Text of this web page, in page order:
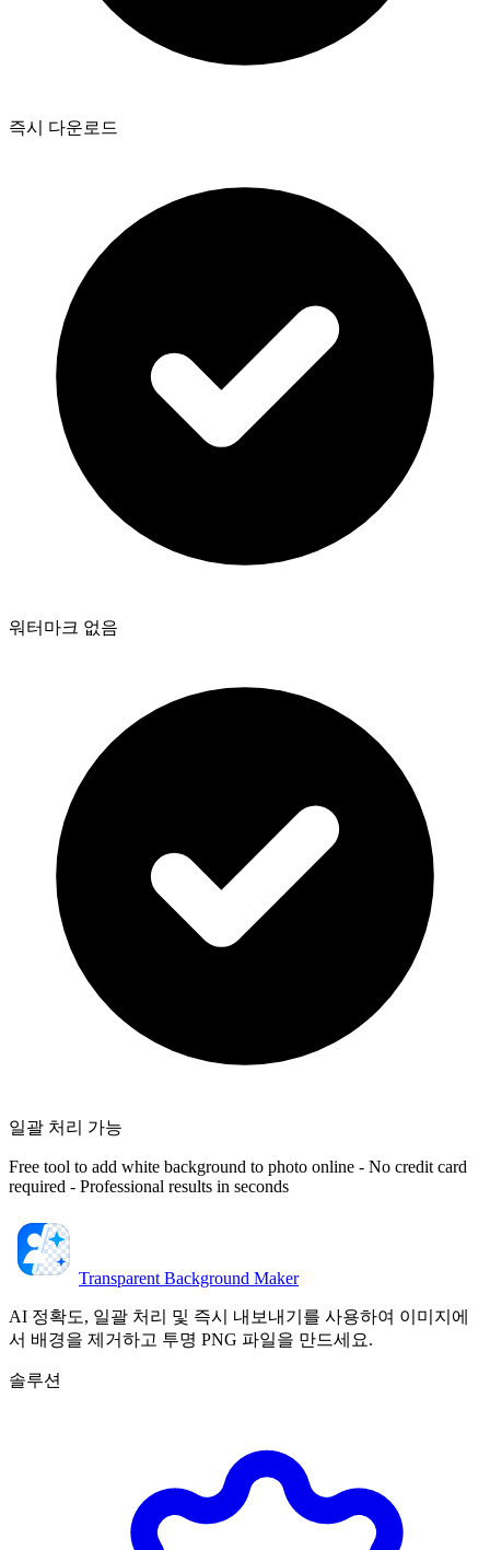
즉시 다운로드
워터마크 없음
일괄 처리 가능
Free tool to add white background to photo online - No credit card
required - Professional results in seconds
Transparent Background Maker
AI 정확도, 일괄 처리 및 즉시 내보내기를 사용하여 이미지에
서 배경을 제거하고 투명 PNG 파일을 만드세요.
솔루션